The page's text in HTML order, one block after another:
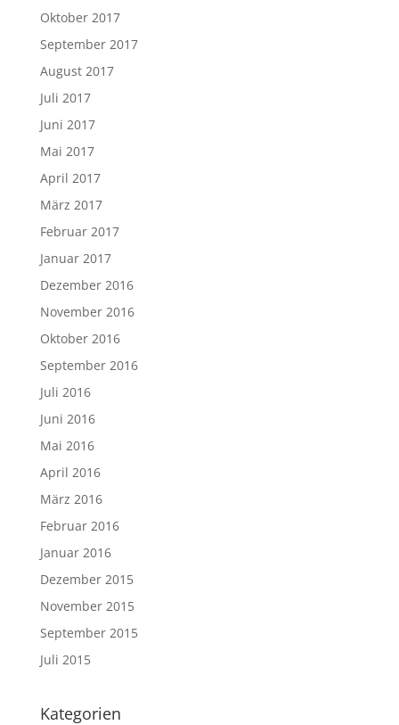
Oktober 2017
September 2017
August 2017
Juli 2017
Juni 2017
Mai 2017
April 2017
März 2017
Februar 2017
Januar 2017
Dezember 2016
November 2016
Oktober 2016
September 2016
Juli 2016
Juni 2016
Mai 2016
April 2016
März 2016
Februar 2016
Januar 2016
Dezember 2015
November 2015
September 2015
Juli 2015
Kategorien